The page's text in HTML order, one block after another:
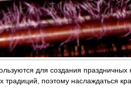
для создания
традиций, поэтому наслаждаться